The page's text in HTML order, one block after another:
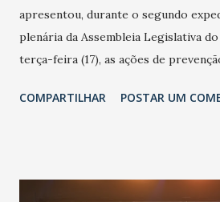
apresentou, durante o segundo
plenária da Assembleia Legislativa
terça-feira (17), as ações de
adotadas pelo Governo do Estado na
população suspeita e de cuidados
COMPARTILHAR POSTAR UM